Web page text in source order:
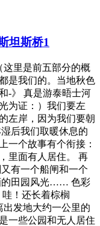
坦斯桥1
这里是前五部分的概
是我们的。当地秋色
-》 真是游泰晤士河
为证：）我们要左
左岸，因为我们要朝
后我们取暖休息的
一个故事有个衔接：
里面有人居住。 再
有一个船闸和一个
的田园风光…… 色彩
！还长着棕榈
发地大约一公里的
一些公园和无人居住